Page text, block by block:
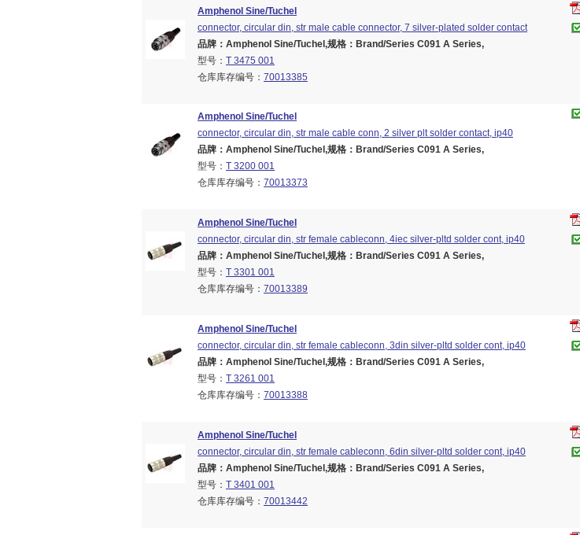
Amphenol Sine/Tuchel
connector, circular din, str male cable connector, 7 silver-plated solder contact
品牌：Amphenol Sine/Tuchel,规格：Brand/Series C091 A Series,
型号： T 3475 001
仓库库存编号： 70013385
Amphenol Sine/Tuchel
connector, circular din, str male cable conn, 2 silver plt solder contact, ip40
品牌：Amphenol Sine/Tuchel,规格：Brand/Series C091 A Series,
型号： T 3200 001
仓库库存编号： 70013373
Amphenol Sine/Tuchel
connector, circular din, str female cableconn, 4iec silver-pltd solder cont, ip40
品牌：Amphenol Sine/Tuchel,规格：Brand/Series C091 A Series,
型号： T 3301 001
仓库库存编号： 70013389
Amphenol Sine/Tuchel
connector, circular din, str female cableconn, 3din silver-pltd solder cont, ip40
品牌：Amphenol Sine/Tuchel,规格：Brand/Series C091 A Series,
型号： T 3261 001
仓库库存编号： 70013388
Amphenol Sine/Tuchel
connector, circular din, str female cableconn, 6din silver-pltd solder cont, ip40
品牌：Amphenol Sine/Tuchel,规格：Brand/Series C091 A Series,
型号： T 3401 001
仓库库存编号： 70013442